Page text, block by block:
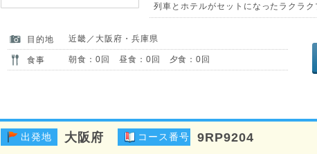
列車とホテルがセットになったラクラク
目的地 近畿／大阪府・兵庫県
食事 朝食：0回 昼食：0回 夕食：0回
出発地 大阪府 コース番号 9RP9204